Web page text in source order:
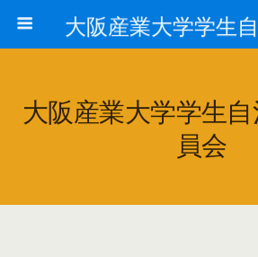
大阪産業大学学生
員会